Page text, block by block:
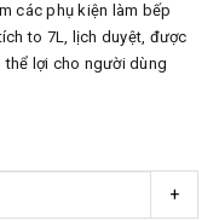
các phụ kiện làm bếp
to 7L, lịch duyệt, được
thể lợi cho người dùng
+